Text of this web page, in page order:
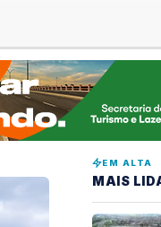
EM ALTA
MAIS